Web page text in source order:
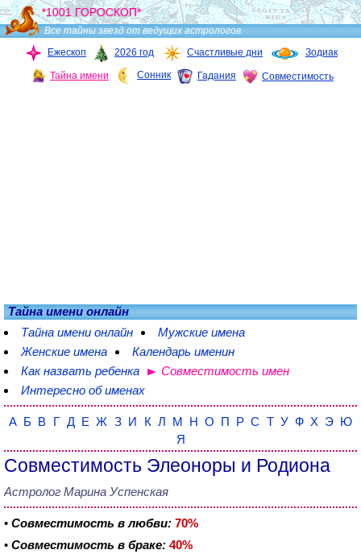
*1001 ГОРОСКОП*
Все тайны звезд от ведущих астрологов
Ежескоп
2026 год Счастливые дни Зодиак
Тайна имени Сонник Гадания Совместимость
Тайна имени онлайн
Тайна имени онлайн
Мужские имена
Женские имена
Календарь именин
Как назвать ребенка
Совместимость имен
Интересно об именах
А Б В Г Д Е Ж З И К Л М Н О П Р С Т У Ф Х Э Ю
Я
Совместимость Элеоноры и Родиона
Астролог Марина Успенская
• Совместимость в любви: 70%
• Совместимость в браке: 40%